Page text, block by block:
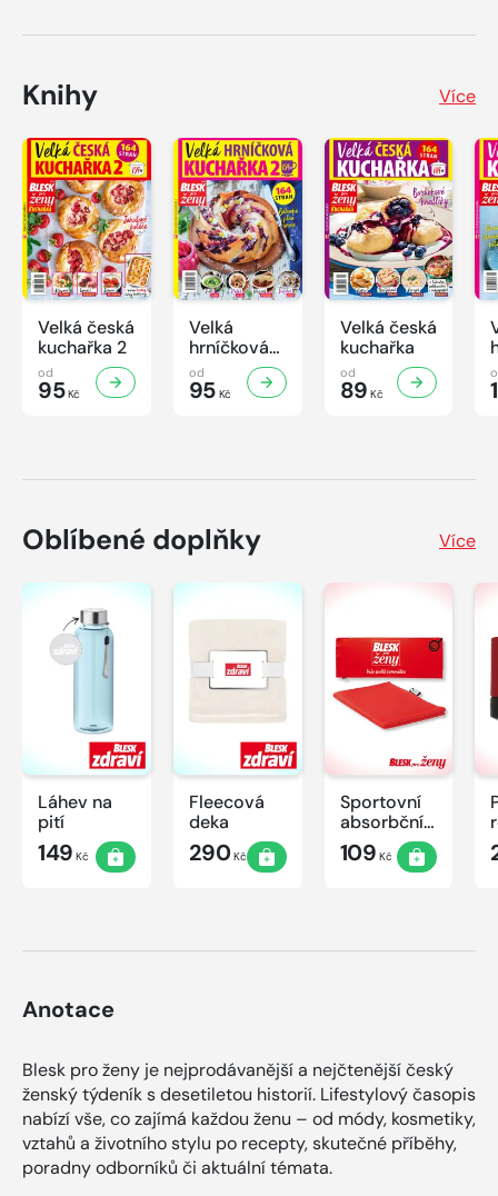
Knihy Více
Velká česká
kuchařka 2
od
95Kč
Velká
hrníčková
kuchařka II
od
95Kč
Velká česká
kuchařka
od
89 Kč
Oblíbené doplňky Více
Láhev na
pití
149 Kč
Fleecová
deka
290Kč
Sportovní
absorbční
ručník
109 Kč
Anotace
Blesk pro ženy je nejprodávanější a nejčtenější český
ženský týdeník s desetiletou historií. Lifestylový časopis
nabízí vše, co zajímá každou ženu – od módy, kosmetiky,
vztahů a životního stylu po recepty, skutečné příběhy,
poradny odborníků či aktuální témata.